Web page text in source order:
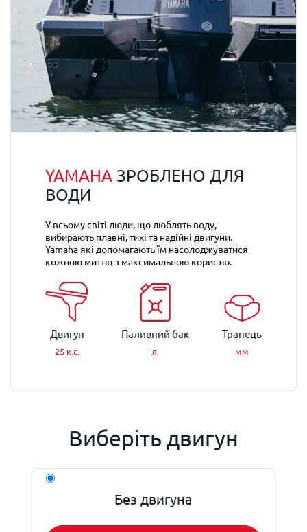
YAMAHA ЗРОБЛЕНО ДЛЯ
ВОДИ
У всьому світі люди, що люблять воду,
вибирають плавні, тихі та надійні двигуни.
Yamaha які допомагають їм насолоджуватися
кожною миттю з максимальною користю.
Двигун
25 к.с.
Паливний бак
л.
Транець
мм
Виберіть двигун
Без двигуна